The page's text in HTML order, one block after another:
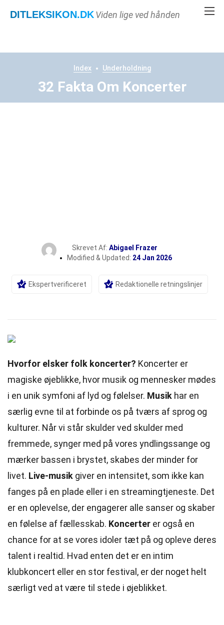
DITLEKSIKON.DKViden lige ved hånden
Index Underholdning
32 Fakta Om Koncerter
Skrevet Af: Abigael Frazer
Modified & Updated: 24 Jan 2026
Ekspertverificeret Redaktionelle retningslinjer
Hvorfor elsker folk koncerter? Koncerter er
magiske øjeblikke, hvor musik og mennesker mødes
i en unik symfoni af lyd og følelser. Musik har en
særlig evne til at forbinde os på tværs af sprog og
kulturer. Når vi står skulderved skulder med
fremmede, synger med på vores yndlingssange og
mærker bassen i brystet, skabes der minder for
livet. Live-musik giver en intensitet, som ikke kan
fanges på en plade eller i en streamingtjeneste. Det
er en oplevelse, der engagerer alle sanser og skaber
en følelse af fællesskab. Koncerter er også en
chance for at se vores idoler tæt på og opleve deres
talent i realtid. Hvad enten det er en intim
klubkoncert eller en stor festival, er der noget helt
særligt ved at være til stede i øjeblikket.